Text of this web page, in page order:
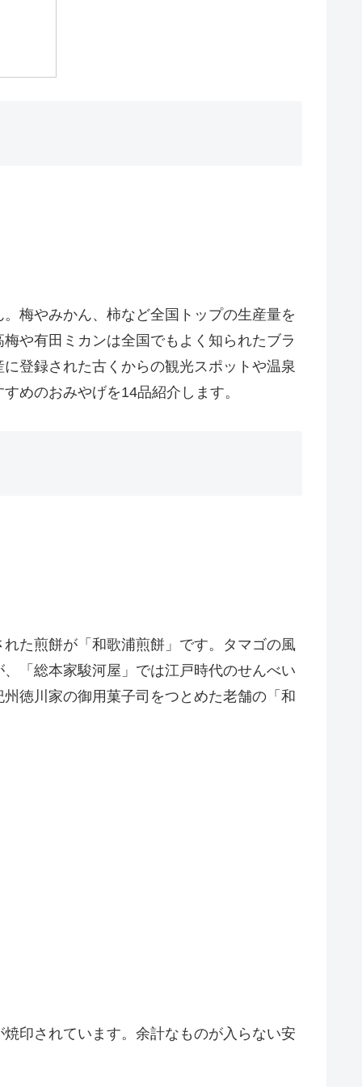
梅やみかん、柿など全国トップの生産量を
や有田ミカンは全国でもよく知られたブラ
登録された古くからの観光スポットや温泉
めのおみやげを14品紹介します。
た煎餅が「和歌浦煎餅」です。タマゴの風
「総本家駿河屋」では江戸時代のせんべい
徳川家の御用菓子司をつとめた老舗の「和
印されています。余計なものが入らない安